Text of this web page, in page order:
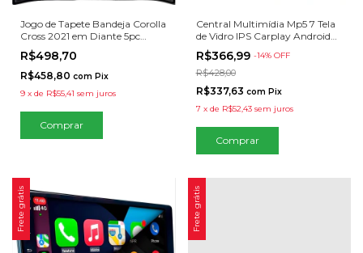
Jogo de Tapete Bandeja Corolla
Cross 2021 em Diante 5pc
Emborrachado
R$498,70
R$458,80 com Pix
9 x de R$55,41 sem juros
Central Multimídia Mp5 7 Tela
de Vidro IPS Carplay Android
Auto Sem Fio Espelhamento
USB BT
R$366,99 -14% OFF
R$428,00
R$337,63 com Pix
7 x de R$52,43 sem juros
Frete grátis Frete grátis